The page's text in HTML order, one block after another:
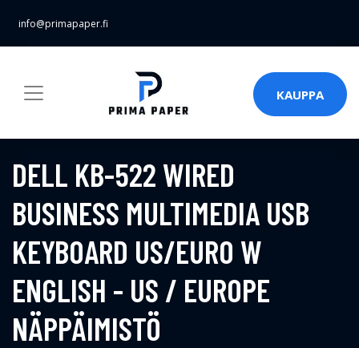
info@primapaper.fi
KAUPPA
DELL KB-522 WIRED
BUSINESS MULTIMEDIA USB
KEYBOARD US/EURO W
ENGLISH - US / EUROPE
NÄPPÄIMISTÖ